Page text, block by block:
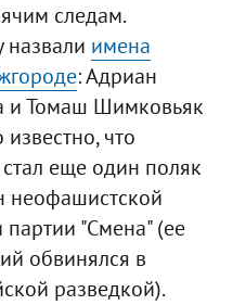
следам.
назвали имена
: Адриан
и Томаш Шимковьяк
что
еще один поляк
неофашистской
партии "Смена" (ее
обвинялся в
разведкой).